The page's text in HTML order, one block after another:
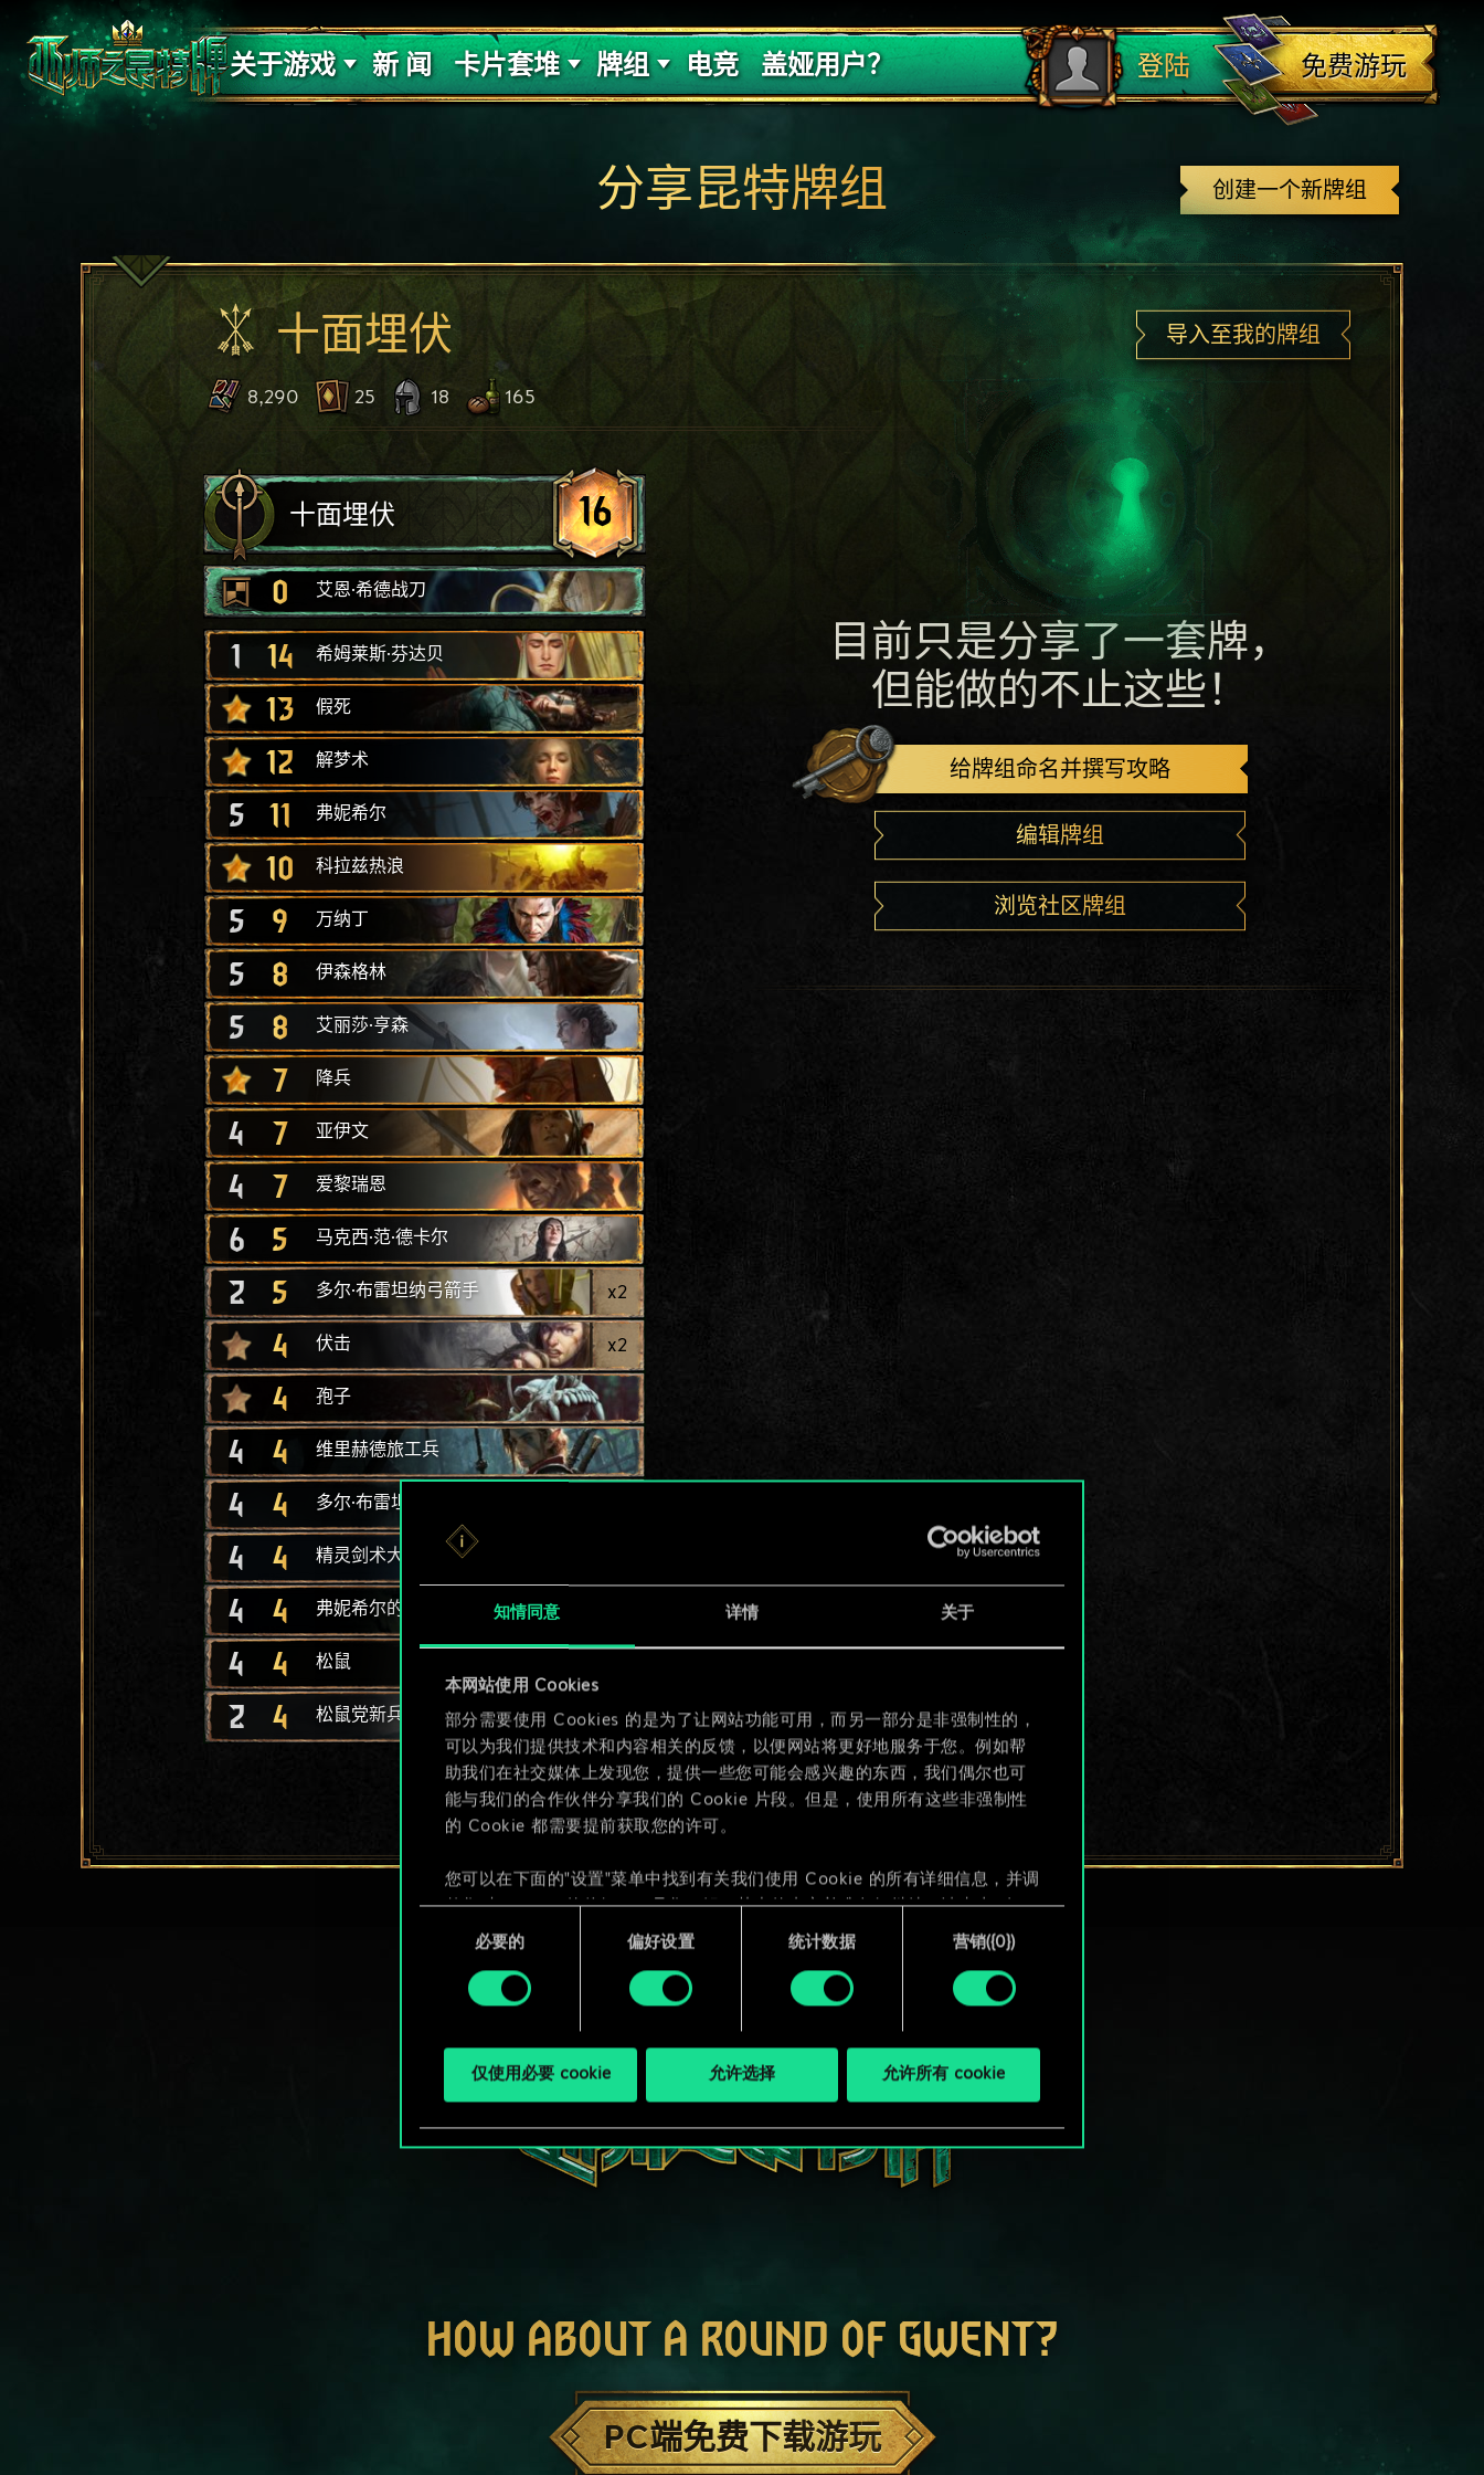
知情同意 详情 关于
本网站使用 Cookies
部分需要使用 Cookies 的是为了让网站功能可用，而另一部分是非强制性的，
可以为我们提供技术和内容相关的反馈，以便网站将更好地服务于您。例如帮
助我们在社交媒体上发现您，提供一些您可能会感兴趣的东西，我们偶尔也可
能与我们的合作伙伴分享我们的 Cookie 片段。但是，使用所有这些非强制性
的 Cookie 都需要提前获取您的许可。
您可以在下面的"设置"菜单中找到有关我们使用 Cookie 的所有详细信息，并调
整您对 Cookie 的偏好。一旦您了解了其中的内容并准备好继续，请点击"确
定"。
必要的 偏好设置 统计数据 营销({0})
仅使用必要 cookie 允许选择 允许所有 cookie
关于游戏
支持
新 闻 卡片套堆
力量的代价
牌组
牌组攻略
电竞 盖娅用户？ 登陆
登出
免费游玩
创建一个新牌组
分享昆特牌组
十面埋伏 导入至我的牌组
8,290 25 18 165
十面埋伏 16
0 艾恩·希德战刀
1 14 希姆莱斯·芬达贝
13 假死
12 解梦术
5 11 弗妮希尔
10 科拉兹热浪
5 9 万纳丁
5 8 伊森格林
5 8 艾丽莎·亨森
7 降兵
4 7 亚伊文
4 7 爱黎瑞恩
6 5 马克西·范·德卡尔
2 5 多尔·布雷坦纳弓箭手 x2
4 伏击 x2
4 孢子
4 4 维里赫德旅工兵
4 4 多尔·布雷坦纳射手
4 4 精灵剑术大师
4 4 弗妮希尔的突击队
4 4 松鼠
2 4 松鼠党新兵 x2
目前只是分享了一套牌，
但能做的不止这些！
给牌组命名并撰写攻略
编辑牌组
浏览社区牌组
HOW ABOUT A ROUND OF GWENT?
PC端免费下载游玩